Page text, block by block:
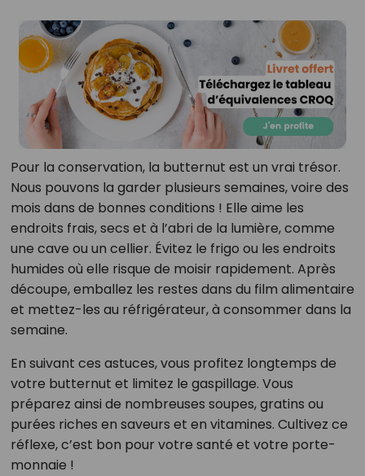
Pour la conservation, la butternut est un vrai trésor.
Nous pouvons la garder plusieurs semaines, voire des
mois dans de bonnes conditions ! Elle aime les
endroits frais, secs et à l’abri de la lumière, comme
une cave ou un cellier. Évitez le frigo ou les endroits
humides où elle risque de moisir rapidement. Après
découpe, emballez les restes dans du film alimentaire
et mettez-les au réfrigérateur, à consommer dans la
semaine.
En suivant ces astuces, vous profitez longtemps de
votre butternut et limitez le gaspillage. Vous
préparez ainsi de nombreuses soupes, gratins ou
purées riches en saveurs et en vitamines. Cultivez ce
réflexe, c’est bon pour votre santé et votre porte-
monnaie !